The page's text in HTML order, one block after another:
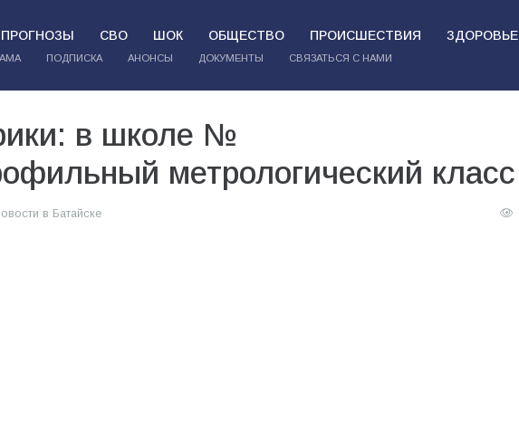
СВО ШОК ОБЩЕСТВО ПРОИСШЕСТВИЯ ЗДОРОВЬЕ
ПОДПИСКА АНОНСЫ ДОКУМЕНТЫ СВЯЗАТЬСЯ С НАМИ
в школе №
метрологический класс
в Батайске